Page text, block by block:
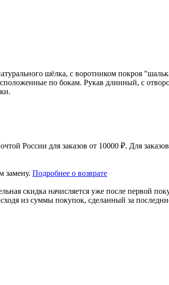
шёлка, с воротником покроя
по бокам. Рукав длинный, с
России для заказов от 10000 ₽. Для
замену. Подробнее о возврате
скидка начисляется уже после первой
из суммы покупок, сделанный за